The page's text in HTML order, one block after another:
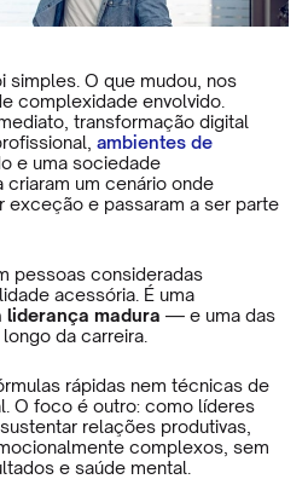
simples. O que mudou, nos
complexidade envolvido.
transformação digital
ambientes de
e uma sociedade
um cenário onde
exceção e passaram a ser parte
pessoas consideradas
acessória. É uma
madura — e uma das
da carreira.
rápidas nem técnicas de
O foco é outro: como líderes
relações produtivas,
complexos, sem
e saúde mental.